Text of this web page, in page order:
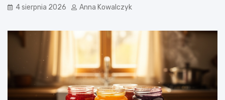
4 sierpnia 2026 Anna Kowalczyk